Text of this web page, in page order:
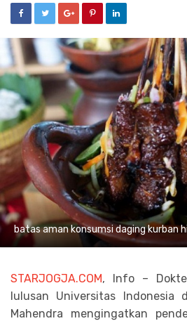
batas aman konsumsi daging kurban
STARJOGJA.COM, Info –
lulusan Universitas Indonesia
Mahendra mengingatkan